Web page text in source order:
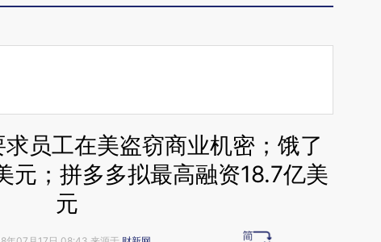
员工在美盗窃商业机密；饿了
元；拼多多拟最高融资18.7亿美
元